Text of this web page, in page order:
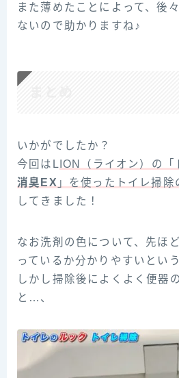
また薄めたことによって、後
ないので助かりますね♪
いかがでしたか？
今回はL ION（ライオン）の「
消臭EX 」を使ったトイレ掃除
してきました！
なお洗剤の色について、先ほ
っているか分かりやすいとい
しかし掃除後によくよく便器
と…、